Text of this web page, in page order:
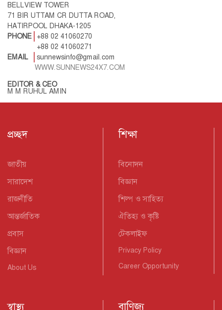
BELLVIEW TOWER
71 BIR UTTAM CR DUTTA ROAD,
HATIRPOOL DHAKA-1205
PHONE
+88 02 41060270
+88 02 41060271
EMAIL
sunnewsinfo@gmail.com
WWW.SUNNEWS24X7.COM
EDITOR & CEO
M M RUHUL AMIN
প্রচ্ছদ
জাতীয়
সারাদেশ
রাজনীতি
আন্তর্জাতিক
প্রবাস
বিজ্ঞান
About Us
শিক্ষা
বিনোদন
বিজ্ঞান
শিল্প ও সাহিত্য
ঐতিহ্য ও কৃষ্টি
টেকলাইফ
Privacy Policy
Career Opportunity
স্বাস্থ্য বাণিজ্য